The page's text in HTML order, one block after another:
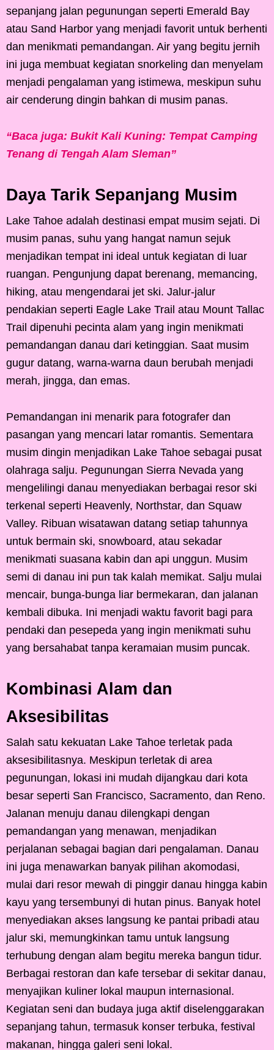
sepanjang jalan pegunungan seperti Emerald Bay
atau Sand Harbor yang menjadi favorit untuk berhenti
dan menikmati pemandangan. Air yang begitu jernih
ini juga membuat kegiatan snorkeling dan menyelam
menjadi pengalaman yang istimewa, meskipun suhu
air cenderung dingin bahkan di musim panas.
“Baca juga: Bukit Kali Kuning: Tempat Camping
Tenang di Tengah Alam Sleman”
Daya Tarik Sepanjang Musim
Lake Tahoe adalah destinasi empat musim sejati. Di
musim panas, suhu yang hangat namun sejuk
menjadikan tempat ini ideal untuk kegiatan di luar
ruangan. Pengunjung dapat berenang, memancing,
hiking, atau mengendarai jet ski. Jalur-jalur
pendakian seperti Eagle Lake Trail atau Mount Tallac
Trail dipenuhi pecinta alam yang ingin menikmati
pemandangan danau dari ketinggian. Saat musim
gugur datang, warna-warna daun berubah menjadi
merah, jingga, dan emas.
Pemandangan ini menarik para fotografer dan
pasangan yang mencari latar romantis. Sementara
musim dingin menjadikan Lake Tahoe sebagai pusat
olahraga salju. Pegunungan Sierra Nevada yang
mengelilingi danau menyediakan berbagai resor ski
terkenal seperti Heavenly, Northstar, dan Squaw
Valley. Ribuan wisatawan datang setiap tahunnya
untuk bermain ski, snowboard, atau sekadar
menikmati suasana kabin dan api unggun. Musim
semi di danau ini pun tak kalah memikat. Salju mulai
mencair, bunga-bunga liar bermekaran, dan jalanan
kembali dibuka. Ini menjadi waktu favorit bagi para
pendaki dan pesepeda yang ingin menikmati suhu
yang bersahabat tanpa keramaian musim puncak.
Kombinasi Alam dan
Aksesibilitas
Salah satu kekuatan Lake Tahoe terletak pada
aksesibilitasnya. Meskipun terletak di area
pegunungan, lokasi ini mudah dijangkau dari kota
besar seperti San Francisco, Sacramento, dan Reno.
Jalanan menuju danau dilengkapi dengan
pemandangan yang menawan, menjadikan
perjalanan sebagai bagian dari pengalaman. Danau
ini juga menawarkan banyak pilihan akomodasi,
mulai dari resor mewah di pinggir danau hingga kabin
kayu yang tersembunyi di hutan pinus. Banyak hotel
menyediakan akses langsung ke pantai pribadi atau
jalur ski, memungkinkan tamu untuk langsung
terhubung dengan alam begitu mereka bangun tidur.
Berbagai restoran dan kafe tersebar di sekitar danau,
menyajikan kuliner lokal maupun internasional.
Kegiatan seni dan budaya juga aktif diselenggarakan
sepanjang tahun, termasuk konser terbuka, festival
makanan, hingga galeri seni lokal.